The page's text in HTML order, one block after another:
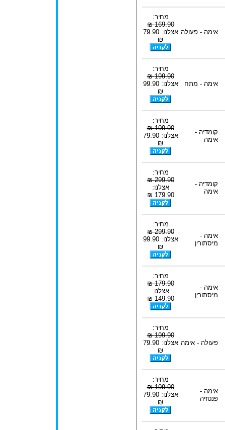
אימה - פעולה
מחיר:
169.90 ₪
אצלנו: 79.90
₪
אימה - מתח
מחיר:
199.90 ₪
אצלנו: 99.90
₪
קומדיה -
אימה
מחיר:
199.90 ₪
אצלנו: 79.90
₪
קומדיה -
אימה
מחיר:
299.90 ₪
אצלנו:
179.90 ₪
אימה -
מיסתורין
מחיר:
299.90 ₪
אצלנו: 99.90
₪
אימה -
מיסתורין
מחיר:
179.90 ₪
אצלנו:
149.90 ₪
פעולה - אימה
מחיר:
199.90 ₪
אצלנו: 79.90
₪
אימה -
פנטזיה
מחיר:
199.90 ₪
אצלנו: 79.90
₪